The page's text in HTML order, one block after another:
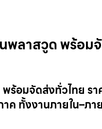
ลาสวูด พร้อม
ร้อมจัดส่งทั่วไทย
ค ทั้งงานภายใน–ภ